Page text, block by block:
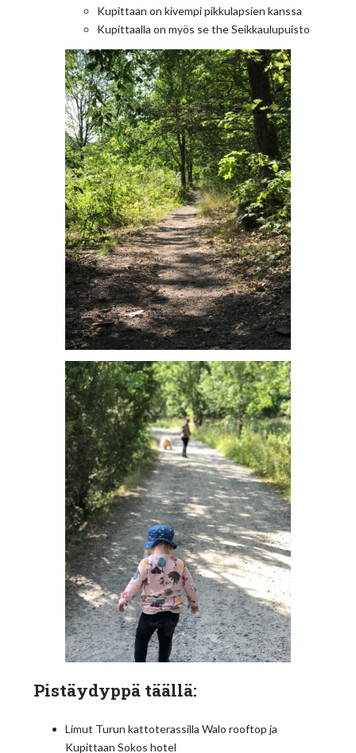
Kupittaan on kivempi pikkulapsien kanssa
Kupittaalla on myös se the Seikkaulupuisto
Pistäydyppä täällä:
Limut Turun kattoterassilla Walo rooftop ja
Kupittaan Sokos hotel